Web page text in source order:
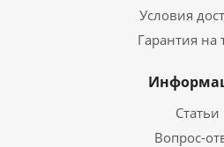
Условия
Гарантия на
Статьи
Вопрос-